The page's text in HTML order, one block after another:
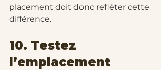
placement doit donc refléter cette
différence.
10. Testez
l’emplacement